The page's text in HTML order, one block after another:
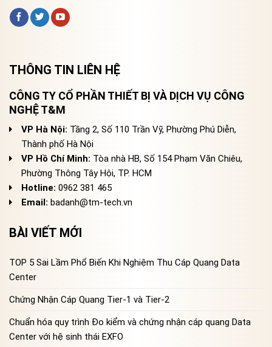
THÔNG TIN LIÊN HỆ
CÔNG TY CỔ PHẦN THIẾT BỊ VÀ DỊCH VỤ CÔNG
NGHỆ T&M
VP Hà Nội: Tầng 2, Số 110 Trần Vỹ, Phường Phú Diễn,
Thành phố Hà Nội
VP Hồ Chí Minh: Tòa nhà HB, Số 154 Phạm Văn Chiêu,
Phường Thông Tây Hội, TP. HCM
Hotline: 0962 381 465
Email: badanh@tm-tech.vn
BÀI VIẾT MỚI
TOP 5 Sai Lầm Phổ Biến Khi Nghiệm Thu Cáp Quang Data
Center
Chứng Nhận Cáp Quang Tier-1 và Tier-2
Chuẩn hóa quy trình Đo kiểm và chứng nhận cáp quang Data
Center với hệ sinh thái EXFO